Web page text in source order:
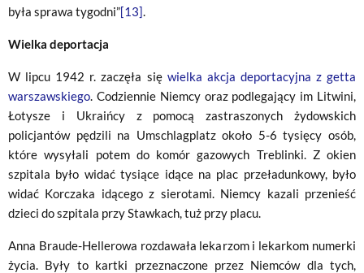
była sprawa tygodni”[13].
Wielka deportacja
W lipcu 1942 r. zaczęła się wielka akcja deportacyjna z getta
warszawskiego. Codziennie Niemcy oraz podlegający im Litwini,
Łotysze i Ukraińcy z pomocą zastraszonych żydowskich
policjantów pędzili na Umschlagplatz około 5-6 tysięcy osób,
które wysyłali potem do komór gazowych Treblinki. Z okien
szpitala było widać tysiące idące na plac przeładunkowy, było
widać Korczaka idącego z sierotami. Niemcy kazali przenieść
dzieci do szpitala przy Stawkach, tuż przy placu.
Anna Braude-Hellerowa rozdawała lekarzom i lekarkom numerki
życia. Były to kartki przeznaczone przez Niemców dla tych,